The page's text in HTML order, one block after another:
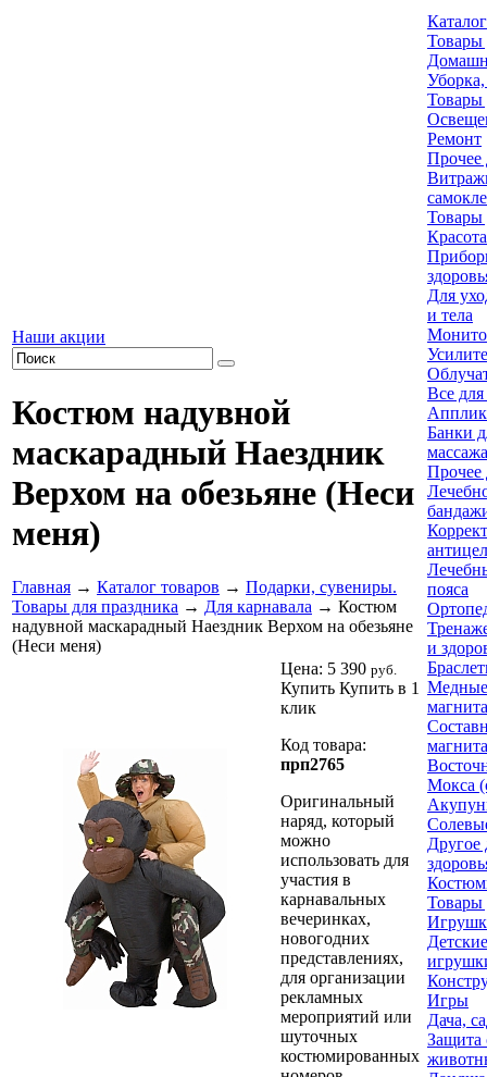
Наши акции
Костюм надувной
маскарадный Наездник
Верхом на обезьяне (Неси
меня)
Главная → Каталог товаров → Подарки, сувениры.
Товары для праздника → Для карнавала → Костюм
надувной маскарадный Наездник Верхом на обезьяне
(Неси меня)
Цена: 5 390 руб.
Купить Купить в 1
клик
Код товара:
прп2765
Оригинальный
наряд, который
можно
использовать для
участия в
карнавальных
вечеринках,
новогодних
представлениях,
для организации
рекламных
мероприятий или
шуточных
костюмированных
Товары
Товары
Ремонт
Прочее
Товары
Для
и тела
Все
Банки
массажа
Прочее
пояса
и
Медные
Мокса
Другое
Товары
Игры
Дача,
Защита